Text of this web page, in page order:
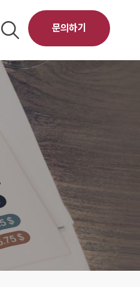
문의하기